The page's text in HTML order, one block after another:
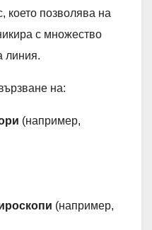
което позволява на
с множество
линия.
на:
(например,
(например,